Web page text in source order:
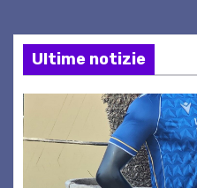
Ultime notizie